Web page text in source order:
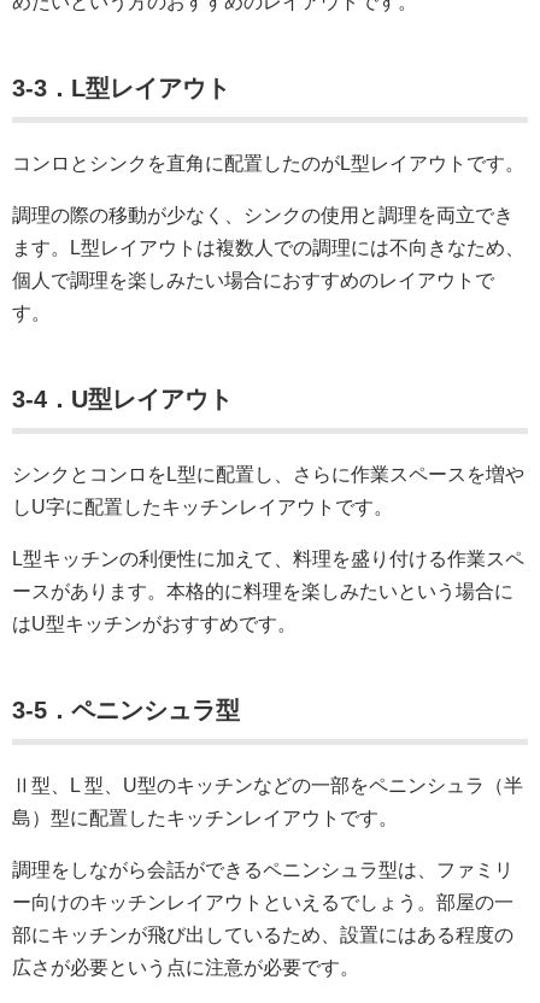
3-3．L型レイアウト
コンロとシンクを直角に配置したのがL型レイアウトです。
調理の際の移動が少なく、シンクの使用と調理を両立でき
ます。L型レイアウトは複数人での調理には不向きなため、
個人で調理を楽しみたい場合におすすめのレイアウトで
す。
3-4．U型レイアウト
シンクとコンロをL型に配置し、さらに作業スペースを増や
しU字に配置したキッチンレイアウトです。
L型キッチンの利便性に加えて、料理を盛り付ける作業スペ
ースがあります。本格的に料理を楽しみたいという場合に
はU型キッチンがおすすめです。
3-5．ペニンシュラ型
Ⅱ型、L 型、U型のキッチンなどの一部をペニンシュラ（半
島）型に配置したキッチンレイアウトです。
調理をしながら会話ができるペニンシュラ型は、ファミリ
ー向けのキッチンレイアウトといえるでしょう。部屋の一
部にキッチンが飛び出しているため、設置にはある程度の
広さが必要という点に注意が必要です。